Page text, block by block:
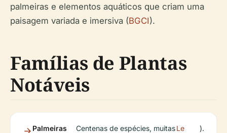
palmeiras e elementos aquáticos que criam uma
paisagem variada e imersiva (BGCI).
Famílias de Plantas
Notáveis
Palmeiras
Centenas de espécies, muitasLe
).